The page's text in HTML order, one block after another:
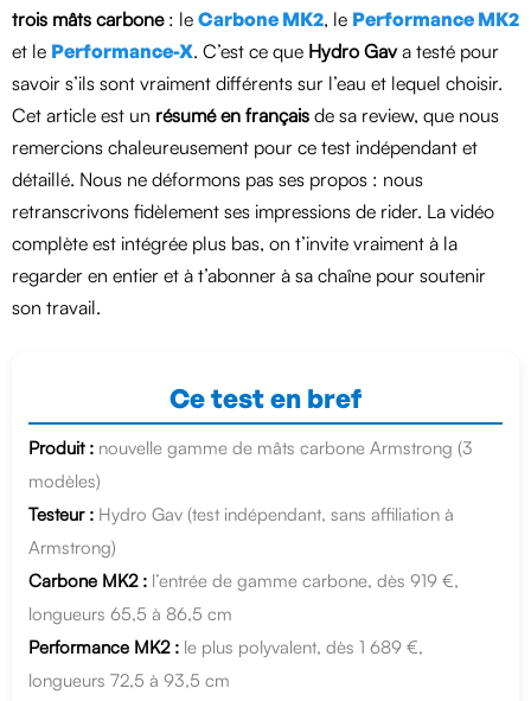
trois mâts carbone: le Carbone MK2, le Performance MK2
et le Performance-X. C’est ce que Hydro Gava testé pour
savoir s’ils sont vraiment différents sur l’eau et lequel choisir.
Cet article est un résumé en français de sa review, que nous
remercions chaleureusement pour ce test indépendant et
détaillé. Nous ne déformons pas ses propos : nous
retranscrivons fidèlement ses impressions de rider. La vidéo
complète est intégrée plus bas, on t’invite vraiment à la
regarder en entier et à t’abonner à sa chaîne pour soutenir
son travail.
Ce test en bref
Produit : nouvelle gamme de mâts carbone Armstrong (3
modèles)
Testeur : Hydro Gav (test indépendant, sans affiliation à
Armstrong)
Carbone MK2 : l’entrée de gamme carbone, dès 919 €,
longueurs 65,5 à 86,5 cm
Performance MK2 : le plus polyvalent, dès 1 689 €,
longueurs 72,5 à 93,5 cm